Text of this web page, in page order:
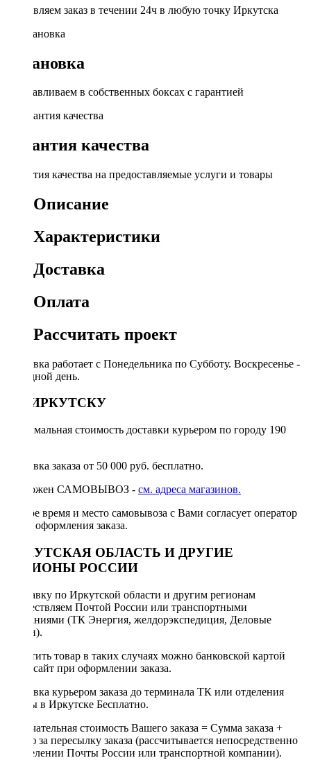
Доставляем заказ в течении 24ч в любую точку Иркутска
Установка
Устанавливаем в собственных боксах с гарантией
Гарантия качества
Гарантия качества на предоставляемые услуги и товары
Описание
Характеристики
Доставка
Оплата
Рассчитать проект
Доставка работает с Понедельника по Субботу. Воскресенье -
выходной день.
ПО ИРКУТСКУ
Минимальная стоимость доставки курьером по городу 190
Доставка заказа от 50 000 руб. бесплатно.
Возможен САМОВЫВОЗ - см. адреса магазинов.
Точное время и место самовывоза с Вами согласует оператор
после оформления заказа.
ИРКУТСКАЯ ОБЛАСТЬ И ДРУГИЕ
РЕГИОНЫ РОССИИ
Отправку по Иркутской области и другим регионам
осуществляем Почтой России или транспортными
компаниями (ТК Энергия, желдорэкспедиция, Деловые
линии).
Оплатить товар в таких случаях можно банковской картой
через сайт при оформлении заказа.
Доставка курьером заказа до терминала ТК или отделения
Почты в Иркутске Бесплатно.
Окончательная стоимость Вашего заказа = Сумма заказа +
Тариф за пересылку заказа (рассчитывается непосредственно
в отделении Почты России или транспортной компании).